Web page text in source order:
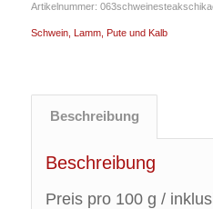
Artikelnummer:
Schwein, Lamm, Pute und Kalb
Beschreibung
Beschreibung
Preis pro 100 g /